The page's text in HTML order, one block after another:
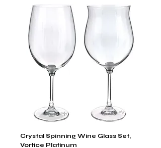
Crystal Spinning Wine Glass Set,
Vortice Platinum